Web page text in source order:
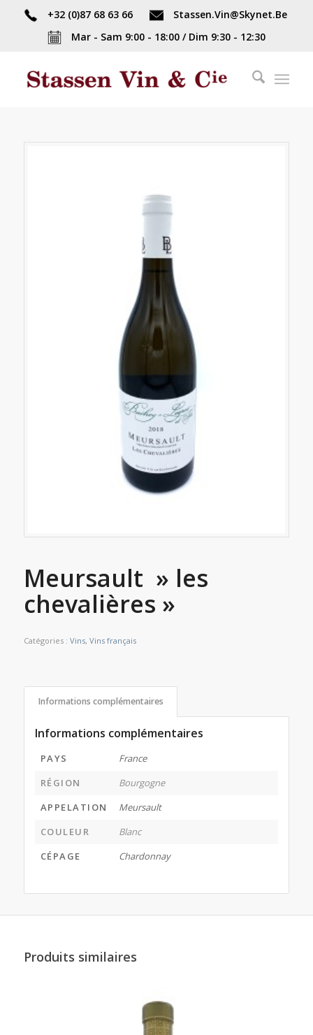
+32 (0)87 68 63 66
Stassen.Vin@Skynet.Be
Mar - Sam 9:00 - 18:00 / Dim 9:30 - 12:30
Meursault » les
chevalières »
Catégories : Vins, Vins français
Informations complémentaires
Informations complémentaires
PAYS
France
RÉGION
Bourgogne
APPELATION
Meursault
COULEUR
Blanc
CÉPAGE
Chardonnay
Produits similaires